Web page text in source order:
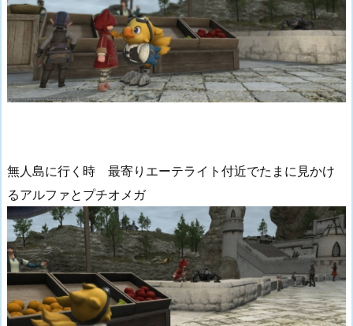
無人島に行く時 最寄りエーテライト付近でたまに見かけ
るアルファとプチオメガ